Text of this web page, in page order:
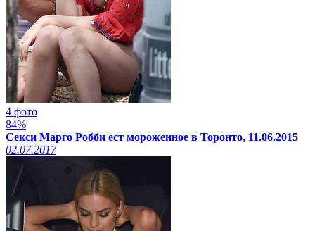
4 фото
84%
Секси Марго Робби ест мороженное в Торонто, 11.06.2015
02.07.2017